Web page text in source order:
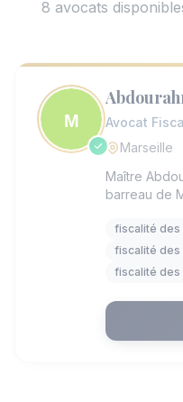
8 avocats
Avocat
Marseille
Maître
barreau de
l’Université
approche
particuliers,
le droit du
chaque
technique
fiscalité des
fiscalité des
fiscalité